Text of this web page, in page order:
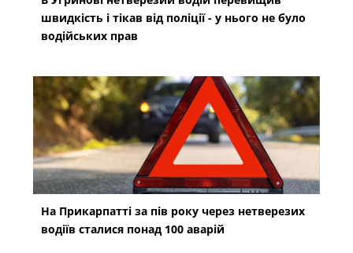
швидкість і тікав від поліції - у нього не було
водійських прав
На Прикарпатті за пів року через нетверезих
водіїв сталися понад 100 аварій